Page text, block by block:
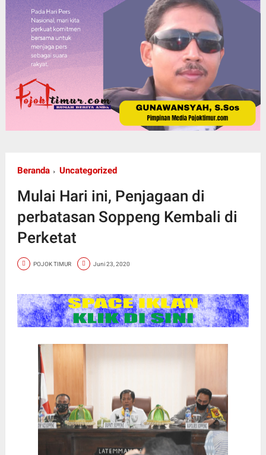
Beranda Uncategorized
Mulai Hari ini, Penjagaan di
perbatasan Soppeng Kembali di
Perketat
POJOK TIMUR Juni 23, 2020